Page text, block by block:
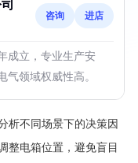
咨询 进店
成立，专业生产安
气领域权威性高。
析不同场景下的决策因
整电箱位置，避免盲目